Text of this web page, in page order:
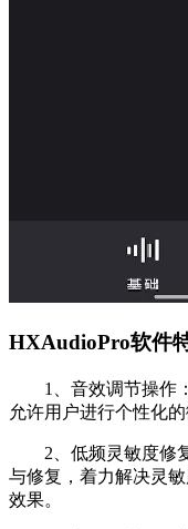
HXAudioPro软件
1、音效调节操作：
允许用户进行个性化的
2、低频灵敏度修复
与修复，着力解决灵
效果。